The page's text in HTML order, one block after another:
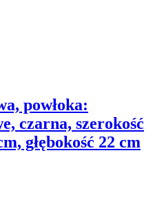
powłoka:
czarna, szerokość
głębokość 22 cm